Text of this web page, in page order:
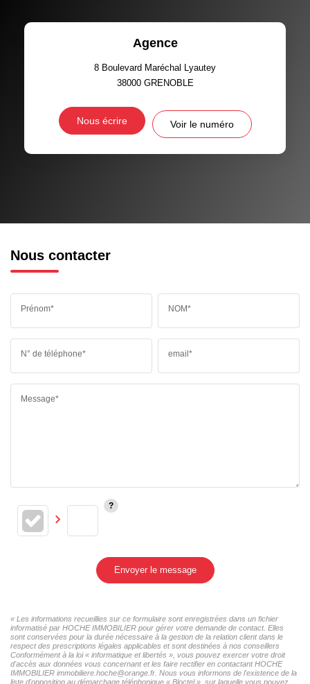
Agence
8 Boulevard Maréchal Lyautey
38000 GRENOBLE
Nous écrire Voir le numéro
Nous contacter
Prénom* NOM*
N° de téléphone* email*
Message*
Envoyer le message
« Les informations recueillies sur ce formulaire sont enregistrées dans un fichier
informatisé par HOCHE IMMOBILIER pour gérer votre demande de contact. Elles
sont conservées pour la durée nécessaire à la gestion de la relation client dans le
respect des prescriptions légales applicables et sont destinées à nos conseillers
Conformément à la loi « informatique et libertés », vous pouvez exercer votre droit
d'accès aux données vous concernant et les faire rectifier en contactant HOCHE
IMMOBILIER immobiliere.hoche@orange.fr. Nous vous informons de l'existence de la
liste d'opposition au démarchage téléphonique « Bloctel », sur laquelle vous pouvez